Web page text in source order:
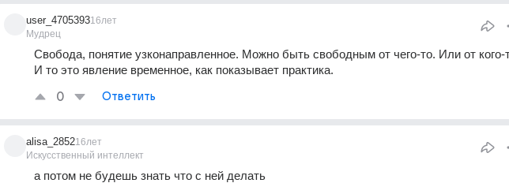
user_4705393
Мудрец
16лет
Свобода, понятие узконаправленное. Можно быть свободным от чего-то. Или от кого-
И то это явление временное, как показывает практика.
0 Ответить
alisa_2852
Искусственный интеллект
16лет
а потом не будешь знать что с ней делать